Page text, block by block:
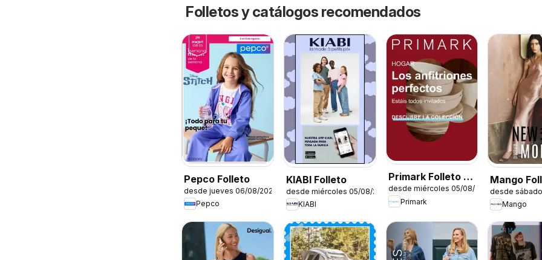
Folletos y catálogos recomendados
Pepco Folleto
desde jueves 06/08/2026
Pepco
KIABI Folleto
desde miércoles 05/08/2026
KIABI
Primark Folleto -
Hogar
desde miércoles 05/08/2026
Primark
Mango
desde
Mango